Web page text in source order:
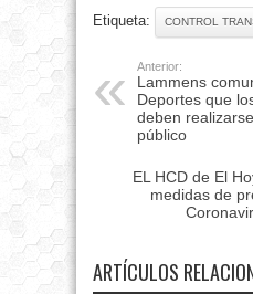
Etiqueta: CONTROL
Anterior:
Lammens
Deportes que
deben
público
EL HCD de El
medidas de
ARTÍCULOS